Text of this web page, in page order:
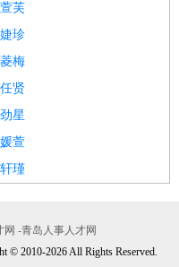
芙
珍
梅
贤
星
萱
瑾
-青岛人事人才网
© 2010-2026 All Rights Reserved.